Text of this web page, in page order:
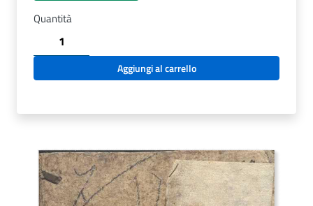
Quantità
C.34.2.7
SOMMA
PACIFICA.
NOVARA.
Aggiungi al carrello